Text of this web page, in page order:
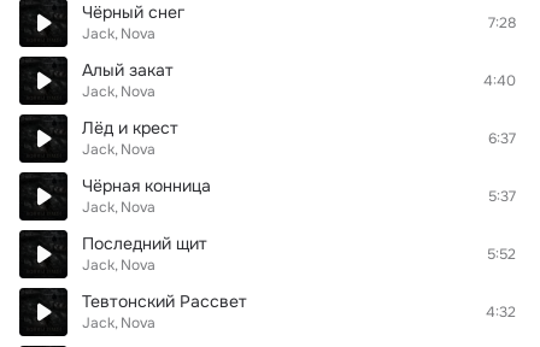
Чёрный снег
Jack Nova
7:28
Алый закат
Jack Nova
4:40
Лёд и крест
Jack Nova
6:37
Чёрная конница
Jack Nova
5:37
Последний щит
Jack Nova
5:52
Тевтонский Рассвет
Jack Nova
4:32